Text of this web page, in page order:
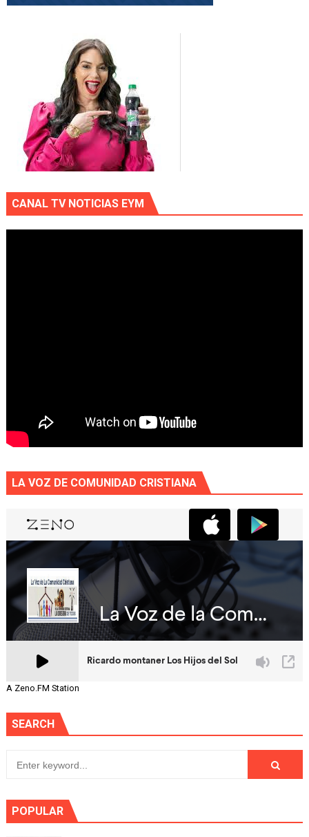
CANAL TV NOTICIAS EYM
LA VOZ DE COMUNIDAD CRISTIANA
A Zeno.FM Station
SEARCH
POPULAR